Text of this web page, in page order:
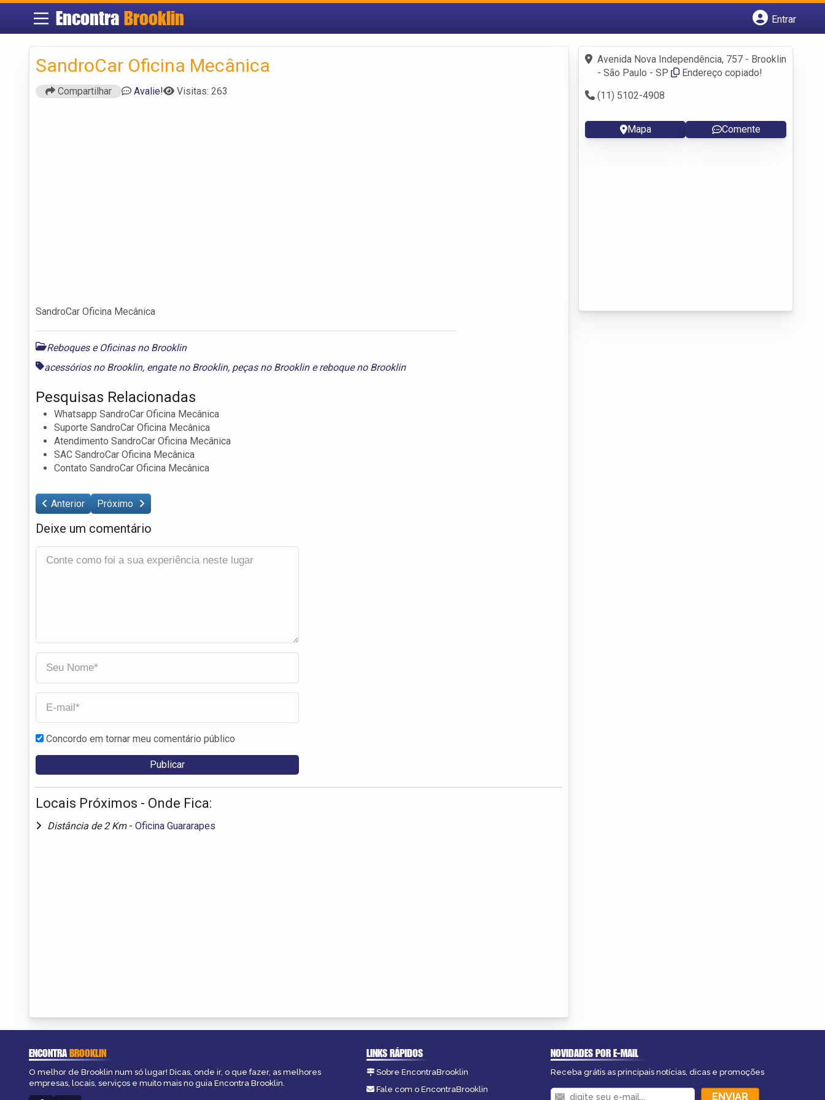
Encontra Brooklin
Entrar
Fazer login
Criar conta
SandroCar Oficina Mecânica
Compartilhar Avalie! Visitas: 263
SandroCar Oficina Mecânica
Reboques e Oficinas no Brooklin
acessórios no Brooklin, engate no Brooklin, peças no Brooklinereboque no Brooklin
Pesquisas Relacionadas
Whatsapp SandroCar Oficina Mecânica
Suporte SandroCar Oficina Mecânica
Atendimento SandroCar Oficina Mecânica
SAC SandroCar Oficina Mecânica
Contato SandroCar Oficina Mecânica
Anterior Próximo
Deixe um comentário
Concordo em tornar meu comentário público
Locais Próximos - Onde Fica:
Distância de 2 Km - Oficina Guararapes
Avenida Nova Independência, 757 - Brooklin
- São Paulo - SP
Endereço copiado!
(11) 5102-4908
Mapa Comente
ENCONTRABROOKLIN
O melhor de Brooklin num só lugar! Dicas, onde ir, o que fazer, as melhores
empresas, locais, serviços e muito mais no guia Encontra Brooklin.
LINKS RÁPIDOS
Sobre EncontraBrooklin
Fale com o EncontraBrooklin
NOVIDADES POR E-MAIL
Receba grátis as principais notícias, dicas e promoções